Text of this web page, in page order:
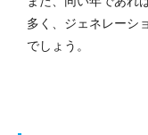
多く、ジェネレーシ
でしょう。